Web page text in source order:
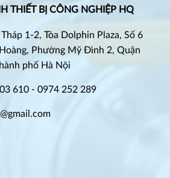
THIẾT BỊ CÔNG NGHIỆP HQ
1-2, Tòa Dolphin Plaza, Số 6
Phường Mỹ Đình 2, Quận
phố Hà Nội
610 - 0974 252 289